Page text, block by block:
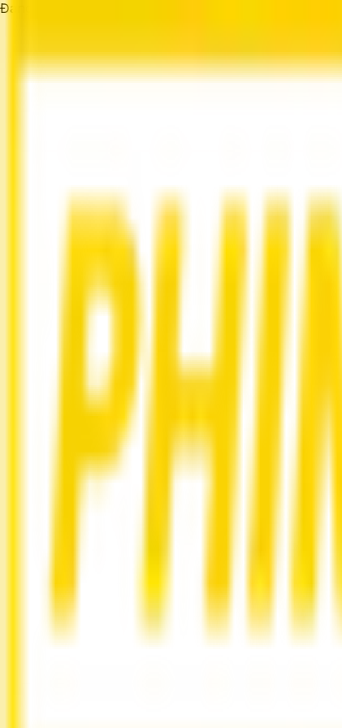
Đang tải...